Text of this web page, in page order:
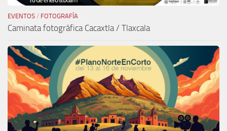
EVENTOS / FOTOGRAFÍA
Caminata fotográfica Cacaxtla / Tlaxcala